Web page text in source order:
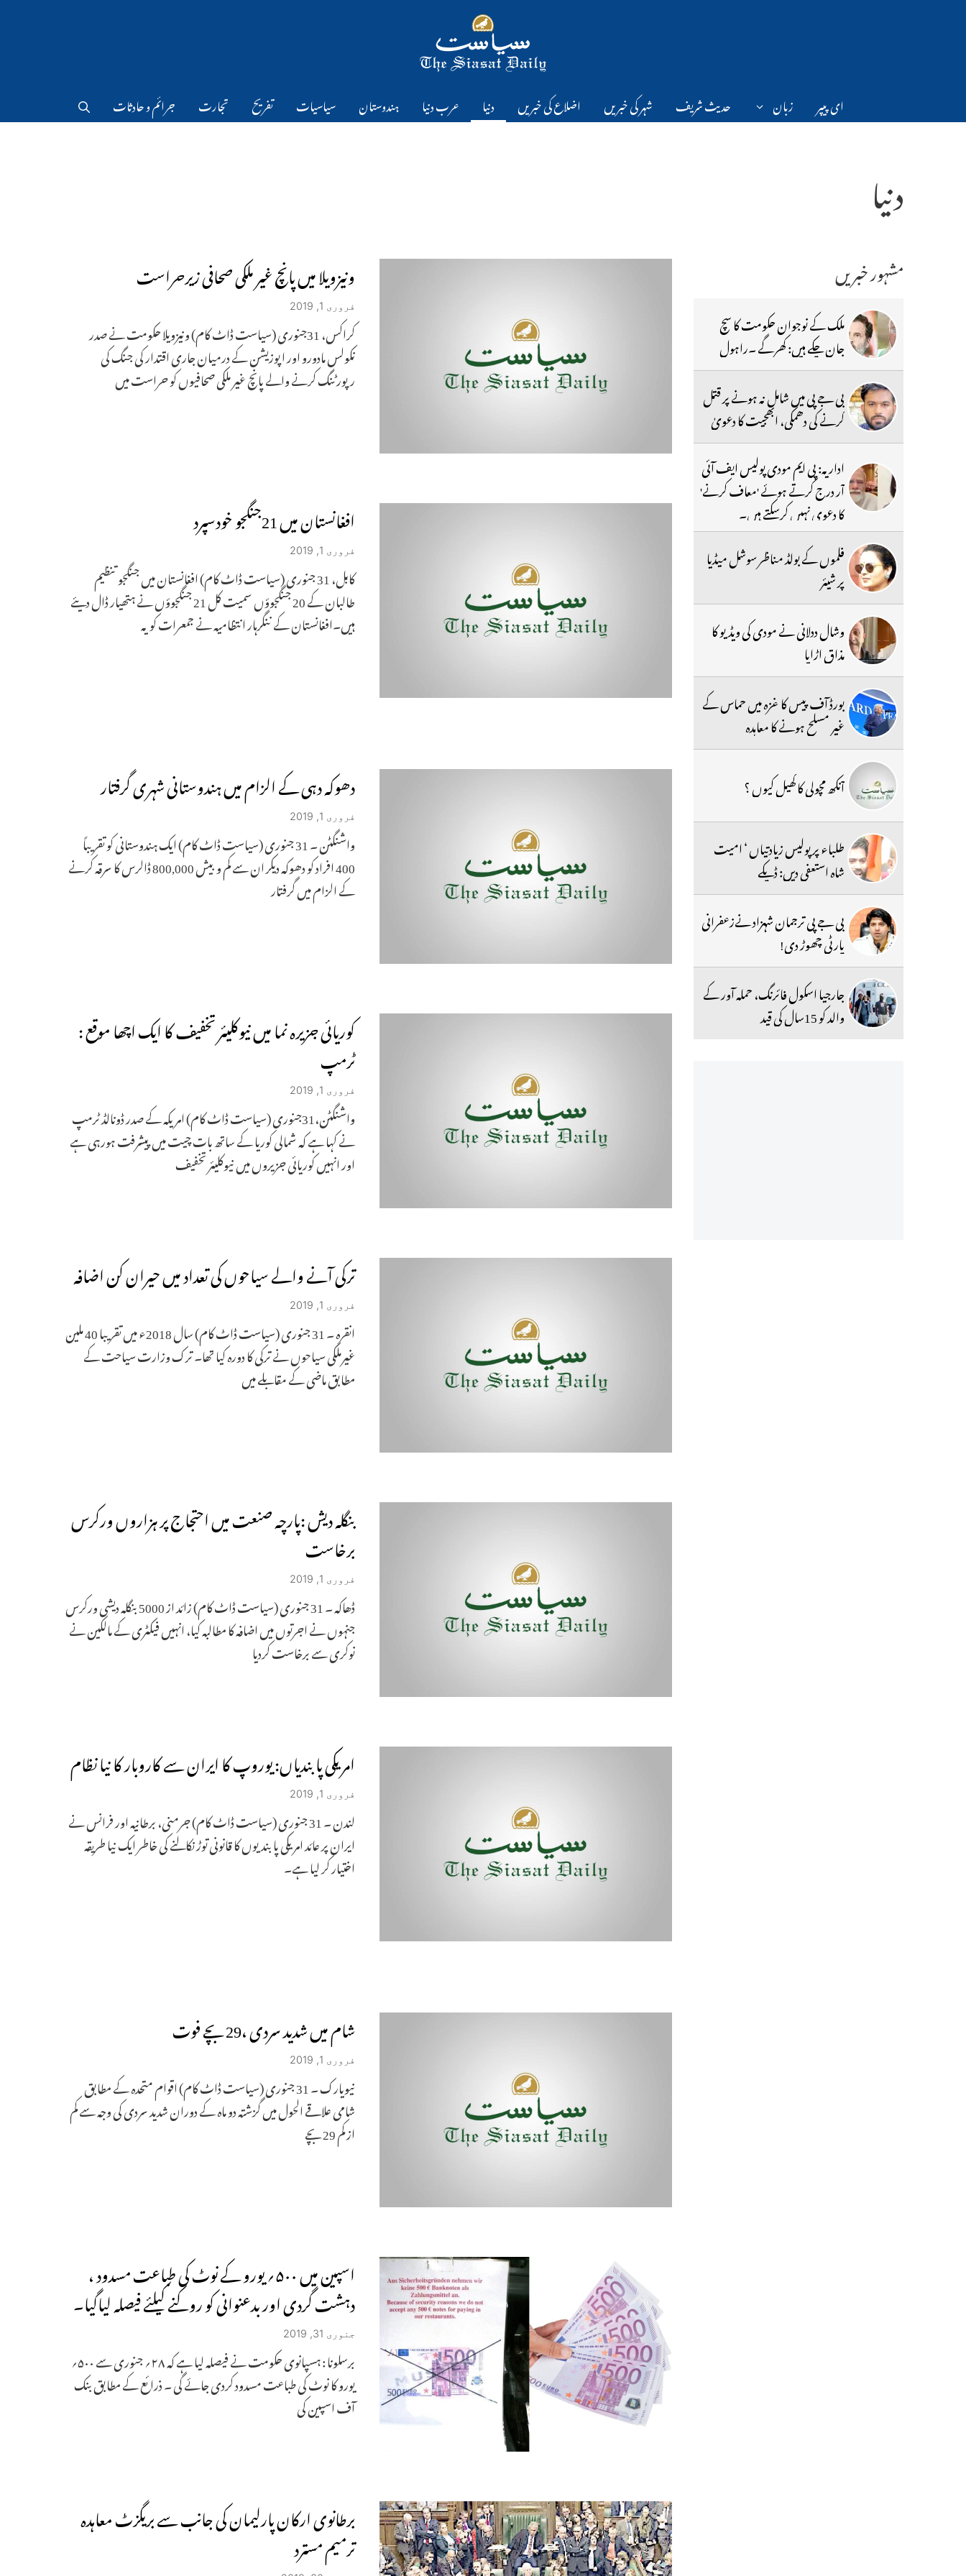
ای پیپر زبان حدیث شریف شہر کی خبریں اضلاع کی خبریں دنیا عرب دنیا ہندوستان سیاسیات تفریح تجارت جرائم و حادثات
دنیا
ونیزویلا میں پانچ غیر ملکی صحافی زیرحراست
فروری 1, 2019
کراکس، 31جنوری (سیاست ڈاٹ کام) ونیزویلا حکومت نے صدر
نکولس مادورو اور اپوزیشن کے درمیان جاری اقتدار کی جنگ کی
رپورٹنگ کرنے والے پانچ غیر ملکی صحافیوں کو حراست میں
افغانستان میں 21جنگجو خودسپرد
فروری 1, 2019
کابل، 31 جنوری (سیاست ڈاٹ کام) افغانستان میں جنگجو تنظیم
طالبان کے 20 جنگجوؤں سمیت کل 21 جنگجوؤں نے ہتھیار ڈال دیئے
ہیں۔افغانستان کے ننگرہار انتظامیہ نے جمعرات کو یہ
دھوکہ دہی کے الزام میں ہندوستانی شہری گرفتار
فروری 1, 2019
واشنگٹن ۔ 31 جنوری (سیاست ڈاٹ کام) ایک ہندوستانی کو تقریباً
400 افراد کو دھوکہ دیکر ان سے کم و بیش 800,000 ڈالرس کا سرقہ کرنے
کے الزام میں گرفتار
کوریائی جزیرہ نما میں نیوکلیئر تخفیف کا ایک اچھا موقع :
ٹرمپ
فروری 1, 2019
واشنگٹن،31جنوری (سیاست ڈاٹ کام) امریکہ کے صدر ڈونالڈ ٹرمپ
نے کہا ہے کہ شمالی کوریا کے ساتھ بات چیت میں پیشرفت ہورہی ہے
اور انہیں کوریائی جزیروں میں نیوکلیئر تخفیف
ترکی آنے والے سیاحوں کی تعداد میں حیران کن اضافہ
فروری 1, 2019
انقرہ ۔ 31 جنوری (سیاست ڈاٹ کام) سال 2018ء میں تقریبا 40 ملین
غیرملکی سیاحوں نے ترکی کا دورہ کیا تھا۔ ترک وزارت سیاحت کے
مطابق ماضی کے مقابلے میں
بنگلہ دیش :پارچہ صنعت میں احتجاج پر ہزاروں ورکرس
برخاست
فروری 1, 2019
ڈھاکہ ۔ 31 جنوری (سیاست ڈاٹ کام) زائد از 5000 بنگلہ دیشی ورکرس
جنہوں نے اجرتوں میں اضافہ کا مطالبہ کیا، انہیں فیکٹری کے مالکین نے
نوکری سے برخاست کردیا
امریکی پابندیاں: یوروپ کا ایران سے کاروبار کا نیا نظام
فروری 1, 2019
لندن ۔ 31 جنوری (سیاست ڈاٹ کام) جرمنی، برطانیہ اور فرانس نے
ایران پر عائد امریکی پابندیوں کا قانونی توڑ نکالنے کی خاطر ایک نیا طریقہ
اختیار کر لیا ہے۔
شام میں شدید سردی ،29 بچے فوت
فروری 1, 2019
نیویارک ۔ 31 جنوری (سیاست ڈاٹ کام) اقوام متحدہ کے مطابق
شامی علاقے الحول میں گزشتہ دو ماہ کے دوران شدید سردی کی وجہ سے کم
از کم 29 بچے
اسپین میں ۵۰۰؍ یورو کے نوٹ کی طباعت مسدود ،
دہشت گردی اور بدعنوانی کو روکنے کیلئے فیصلہ لیاگیا۔
جنوری 31, 2019
برسلونا : ہسپانوی حکومت نے فیصلہ لیا ہے کہ ۲۸؍ جنوری سے ۵۰۰؍
یورو کا نوٹ کی طباعت مسدود کردی جائے گی ۔ ذرائع کے مطابق بنک
آف اسپین کی
برطانوی ارکان پارلیمان کی جانب سے بریگزٹ معاہدہ
ترمیم مسترد
مشہور خبریں
ملک کے نوجوان حکومت کا سچ
جان چکے ہیں: کھرگے ۔راہول
بی جے پی میں شامل نہ ہونے پر قتل
کرنے کی دھمکی، ابھجیت کا دعویٰ
اداریہ: پی ایم مودی پولیس ایف آئی
آر درج کرتے ہوئے 'معاف کرنے'
کا دعوی نہیں کرسکتے ہیں۔
فلموں کے بولڈ مناظر سوشل میڈیا
پر شیئر
وشال ددلانی نے مودی کی ویڈیو کا
مذاق اڑایا
بورڈ آف پیس کا غزہ میں حماس کے
غیر مسلح ہونے کا معاہدہ
آنکھ مچولی کا کھیل کیوں ؟
طلباء پر پولیس زیادتیاں ‘ امیت
شاہ استعفی دیں: ڈپکے
بی جے پی ترجمان شہزاد نےزعفرانی
پارٹی چھوڑ دی!
جارجیا اسکول فائرنگ، حملہ آور کے
والد کو 15سال کی قید